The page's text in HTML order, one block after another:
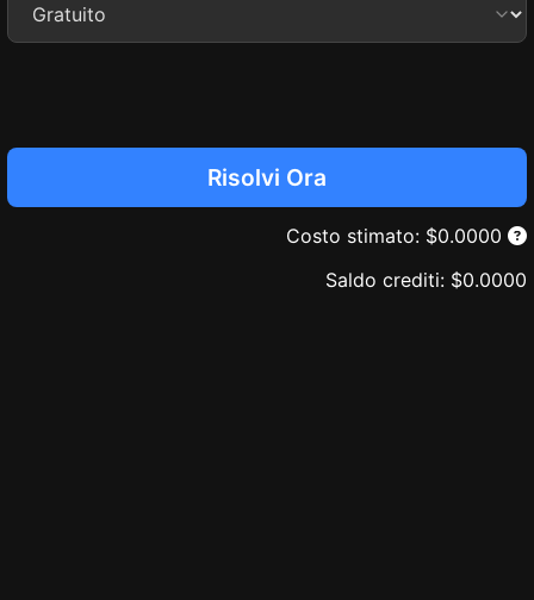
Risolvi Ora
Costo stimato: $0.0000
Saldo crediti:$0.0000